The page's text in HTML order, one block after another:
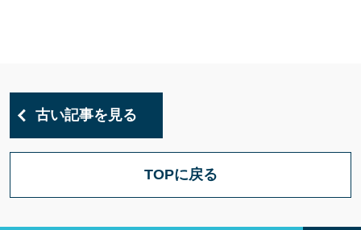
古い記事を見る
TOPに戻る